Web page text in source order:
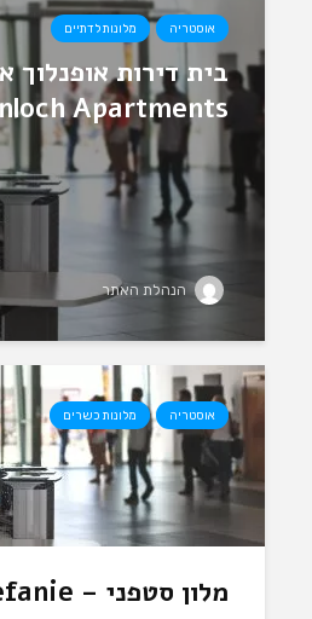
אוסטריה מלונות לדתיים
בית דירות
Apartments
הנהלת האתר
אוסטריה מלונות כשרים
מלון סטפני – Hotel Stefanie